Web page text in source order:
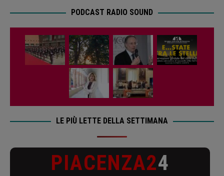
PODCAST RADIO SOUND
LE PIÙ LETTE DELLA SETTIMANA
PIACENZA24